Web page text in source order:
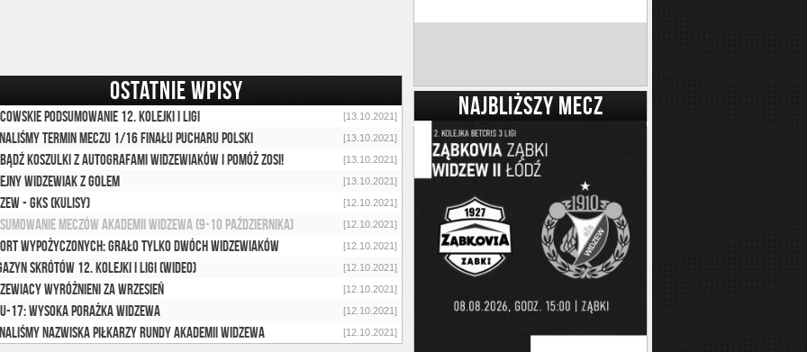
OSTATNIE WPISY
podsumowanie 12. kolejki I ligi [13.10.2021]
termin meczu 1/16 finału Pucharu Polski [13.10.2021]
koszulki z autografami widzewiaków i pomóż Zosi! [13.10.2021]
widzewiak z golem [13.10.2021]
- GKS (kulisy) [12.10.2021]
meczów Akademii Widzewa (9-10 października) [12.10.2021]
wypożyczonych: Grało tylko dwóch widzewiaków [12.10.2021]
skrótów 12. kolejki I ligi (wideo) [12.10.2021]
wyróżnieni za wrzesień [12.10.2021]
U-17: Wysoka porażka Widzewa [12.10.2021]
nazwiska Piłkarzy Rundy Akademii Widzewa [12.10.2021]
NAJBLIŻSZY MECZ